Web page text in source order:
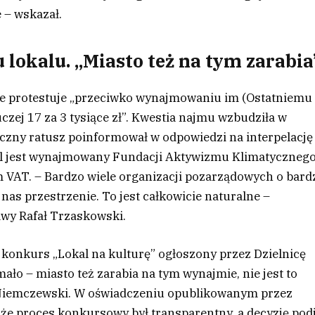
wskazał.
„Miasto też na tym
protestuje „przeciwko wynajmowaniu im (Ostatniemu
17 za 3 tysiące zł”. Kwestia najmu wzbudziła w
ratusz poinformował w odpowiedzi na interpelację
wynajmowany Fundacji Aktywizmu
– Bardzo wiele organizacji pozarządowych o
przestrzenie. To jest całkowicie naturalne –
Rafał Trzaskowski.
„Lokal na kulturę” ogłoszony przez Dzielnicę
– miasto też zarabia na tym wynajmie, nie jest to
W oświadczeniu opublikowanym przez